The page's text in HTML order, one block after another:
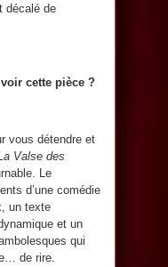
décalé de
cette pièce ?
vous détendre et
Valse des
Le
d’une comédie
un texte
et un
qui
de rire.